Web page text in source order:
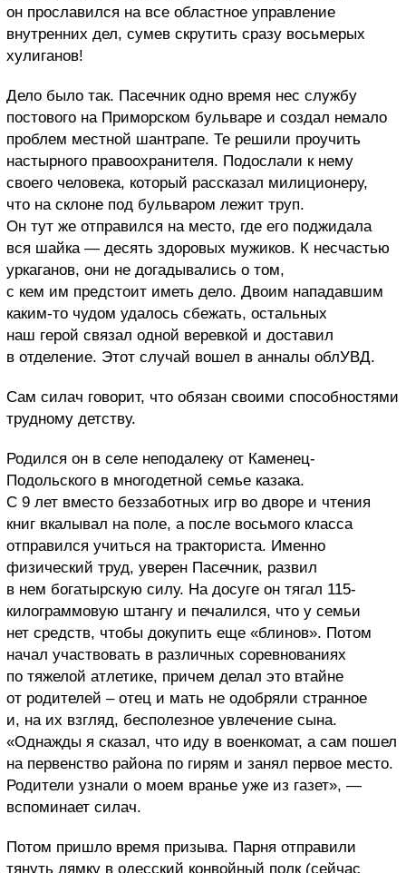
он прославился на все областное управление
внутренних дел, сумев скрутить сразу восьмерых
хулиганов!
Дело было так. Пасечник одно время нес службу
постового на Приморском бульваре и создал немало
проблем местной шантрапе. Те решили проучить
настырного правоохранителя. Подослали к нему
своего человека, который рассказал милиционеру,
что на склоне под бульваром лежит труп.
Он тут же отправился на место, где его поджидала
вся шайка — десять здоровых мужиков. К несчастью
уркаганов, они не догадывались о том,
с кем им предстоит иметь дело. Двоим нападавшим
каким-то чудом удалось сбежать, остальных
наш герой связал одной веревкой и доставил
в отделение. Этот случай вошел в анналы облУВД.
Сам силач говорит, что обязан своими способностями
трудному детству.
Родился он в селе неподалеку от Каменец-
Подольского в многодетной семье казака.
С 9 лет вместо беззаботных игр во дворе и чтения
книг вкалывал на поле, а после восьмого класса
отправился учиться на тракториста. Именно
физический труд, уверен Пасечник, развил
в нем богатырскую силу. На досуге он тягал 115-
килограммовую штангу и печалился, что у семьи
нет средств, чтобы докупить еще «блинов». Потом
начал участвовать в различных соревнованиях
по тяжелой атлетике, причем делал это втайне
от родителей – отец и мать не одобряли странное
и, на их взгляд, бесполезное увлечение сына.
«Однажды я сказал, что иду в военкомат, а сам пошел
на первенство района по гирям и занял первое место.
Родители узнали о моем вранье уже из газет», —
вспоминает силач.
Потом пришло время призыва. Парня отправили
тянуть лямку в одесский конвойный полк (сейчас